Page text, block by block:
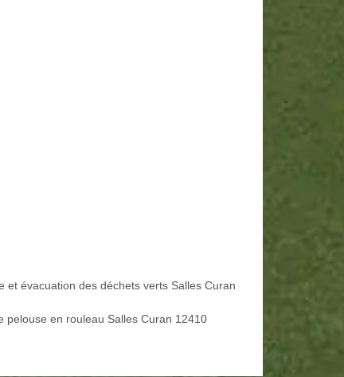
et évacuation des déchets verts Salles Curan
pelouse en rouleau Salles Curan 12410